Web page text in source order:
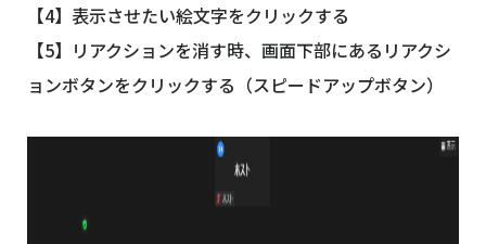
【4】表示させたい絵文字をクリックする
【5】リアクションを消す時、画面下部にあるリアクシ
ョンボタンをクリックする（スピードアップボタン）